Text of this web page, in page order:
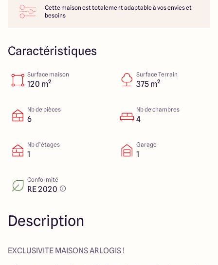
Maisons ARLOGIS Nantes
4.7 4.7
Cette maison est totalement adaptable à vos envies et
besoins
Caractéristiques
Surface maison
120 m²
Surface Terrain
375 m²
Nb de pièces
6
Nb de chambres
4
Nb d’étages
1
Garage
1
Conformité
RE 2020
Description
EXCLUSIVITE MAISONS ARLOGIS !